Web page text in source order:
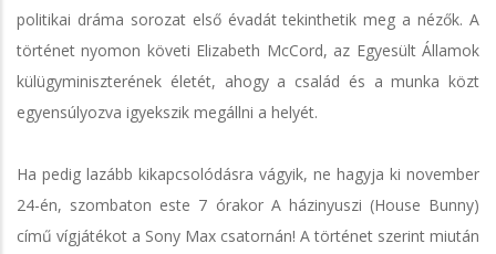
politikai dráma sorozat első évadát tekinthetik meg a nézők. A
történet nyomon követi Elizabeth McCord, az Egyesült Államok
külügyminiszterének életét, ahogy a család és a munka közt
egyensúlyozva igyekszik megállni a helyét.
Ha pedig lazább kikapcsolódásra vágyik, ne hagyja ki november
24-én, szombaton este 7 órakor A házinyuszi (House Bunny)
című vígjátékot a Sony Max csatornán! A történet szerint miután